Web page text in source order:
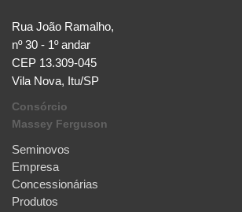
Rua João Ramalho,
nº 30 - 1º andar
CEP 13.309-045
Vila Nova, Itu/SP
Consórcio
Massey Ferguson
Seminovos
Empresa
Concessionárias
Produtos